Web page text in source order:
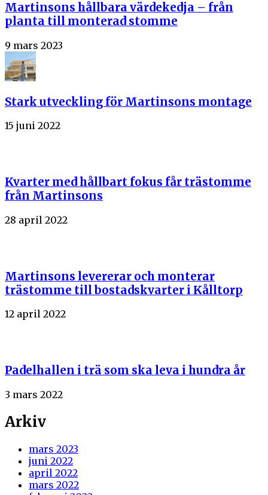
Martinsons hållbara värdekedja – från
planta till monterad stomme
9 mars 2023
Stark utveckling för Martinsons montage
15 juni 2022
Kvarter med hållbart fokus får trästomme
från Martinsons
28 april 2022
Martinsons levererar och monterar
trästomme till bostadskvarter i Kålltorp
12 april 2022
Padelhallen i trä som ska leva i hundra år
3 mars 2022
Arkiv
mars 2023
juni 2022
april 2022
mars 2022